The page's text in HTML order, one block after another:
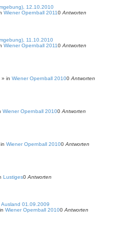
12.10.2010
Wiener Opernball 20110 Antworten
11.10.2010
Wiener Opernball 20110 Antworten
» in Wiener Opernball 20100 Antworten
Wiener Opernball 20100 Antworten
Wiener Opernball 20100 Antworten
Lustiges0 Antworten
01.09.2009
Wiener Opernball 20100 Antworten